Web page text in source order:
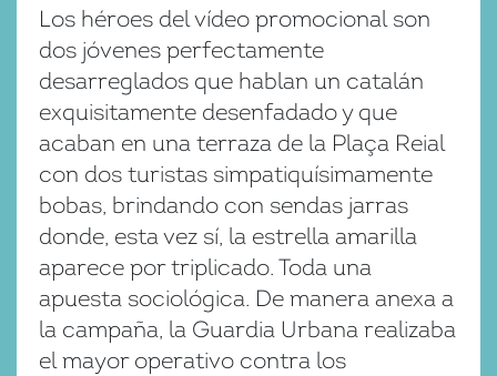
Los héroes del vídeo promocional son
dos jóvenes perfectamente
desarreglados que hablan un catalán
exquisitamente desenfadado y que
acaban en una terraza de la Plaça Reial
con dos turistas simpatiquísimamente
bobas, brindando con sendas jarras
donde, esta vez sí, la estrella amarilla
aparece por triplicado. Toda una
apuesta sociológica. De manera anexa a
la campaña, la Guardia Urbana realizaba
el mayor operativo contra los